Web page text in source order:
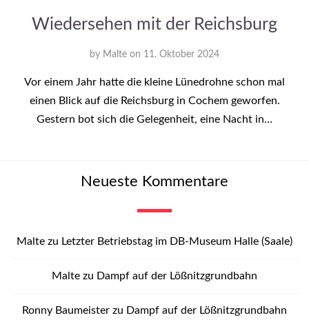
Wiedersehen mit der Reichsburg
by Malte on 11. Oktober 2024
Vor einem Jahr hatte die kleine Lünedrohne schon mal
einen Blick auf die Reichsburg in Cochem geworfen.
Gestern bot sich die Gelegenheit, eine Nacht in…
Neueste Kommentare
Malte zu Letzter Betriebstag im DB-Museum Halle (Saale)
Malte zu Dampf auf der Lößnitzgrundbahn
Ronny Baumeister zu Dampf auf der Lößnitzgrundbahn